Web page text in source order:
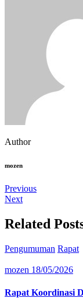
Author
mozen
Previous
Next
Related
Pengumuman Rapat
mozen 18/05/2026
Rapat Koordinasi